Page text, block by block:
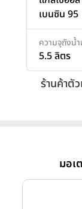
เบนซิน 95
ความจุถังน้
5.5 ลิตร
ร้านค้าตั
มอเ